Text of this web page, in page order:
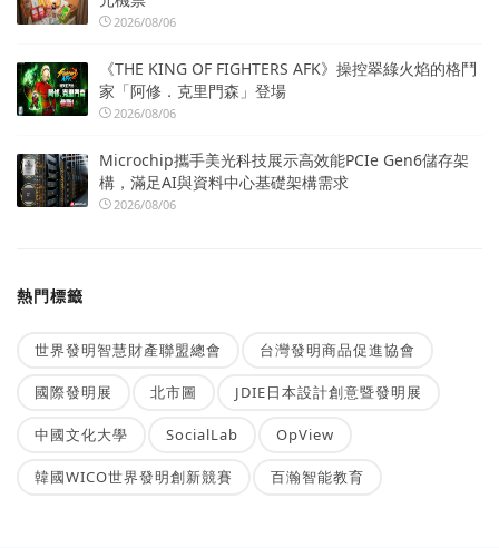
2026/08/06
《THE KING OF FIGHTERS AFK》操控翠綠火焰的格鬥
家「阿修．克里門森」登場
2026/08/06
Microchip攜手美光科技展示高效能PCIe Gen6儲存架
構，滿足AI與資料中心基礎架構需求
2026/08/06
熱門標籤
世界發明智慧財產聯盟總會 台灣發明商品促進協會
國際發明展 北市圖 JDIE日本設計創意暨發明展
中國文化大學 SocialLab OpView
韓國WICO世界發明創新競賽 百瀚智能教育